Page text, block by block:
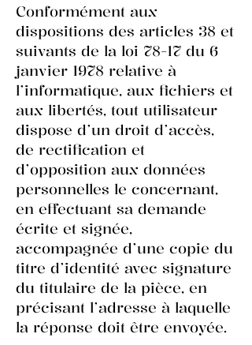
Conformément aux
dispositions des articles 38 et
suivants de la loi 78-17 du 6
janvier 1978 relative à
l’informatique, aux fichiers et
aux libertés, tout utilisateur
dispose d’un droit d’accès,
de rectification et
d’opposition aux données
personnelles le concernant,
en effectuant sa demande
écrite et signée,
accompagnée d’une copie du
titre d’identité avec signature
du titulaire de la pièce, en
précisant l’adresse à laquelle
la réponse doit être envoyée.